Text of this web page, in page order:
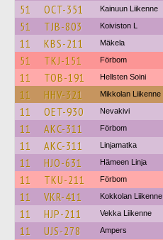
51 OCT-351 Kainuun Liikenne
51 TJB-803 Koiviston L
11 KBS-211 Mäkela
51 TKJ-151 Förbom
11 TOB-191 Hellsten Soini
11 HHV-321 Mikkolan Liikenne
11 OET-930 Nevakivi
11 AKC-311 Förbom
11 AKC-311 Linjamatka
11 HJO-631 Hämeen Linja
11 TKU-211 Förbom
11 VKR-411 Kokkolan Liikenne
11 HJP-211 Vekka Liikenne
11 UJS-278 Ampers